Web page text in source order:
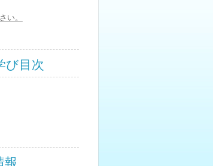
い。
び目次
報